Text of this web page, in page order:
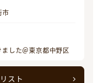
市
した＠東京都中野区
スト